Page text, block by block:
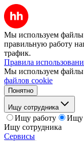
Мы используем файлы
правильную работу
трафик.
Правила
Мы используем файлы
файлов cookie
Понятно
Ищу сотрудника
Ищу работу
Ищу
Ищу сотрудника
Сервисы